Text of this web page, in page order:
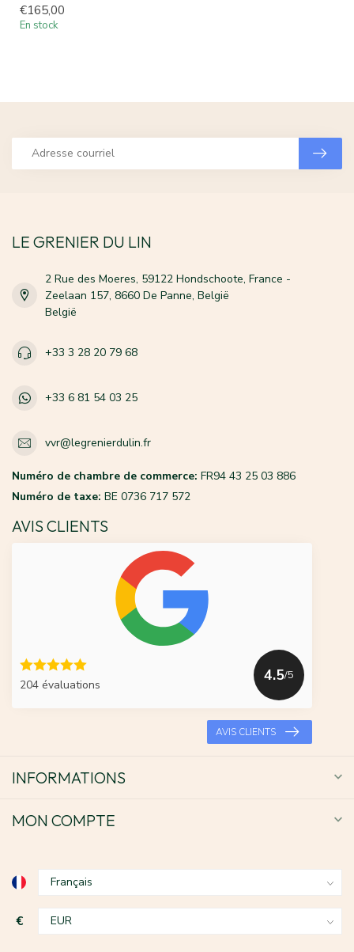
€165,00
En stock
LE GRENIER DU LIN
2 Rue des Moeres, 59122 Hondschoote, France -
Zeelaan 157, 8660 De Panne, België
België
+33 3 28 20 79 68
+33 6 81 54 03 25
vvr@legrenierdulin.fr
Numéro de chambre de commerce: FR94 43 25 03 886
Numéro de taxe: BE 0736 717 572
AVIS CLIENTS
204 évaluations
4.5/5
AVIS CLIENTS
INFORMATIONS
MON COMPTE
€